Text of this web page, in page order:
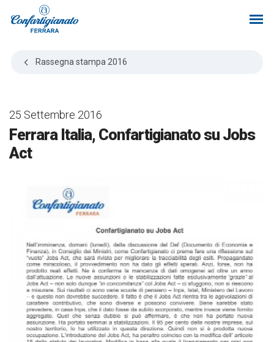
Rassegna stampa 2016
25 Settembre 2016
Ferrara Italia, Confartigianato su Jobs
Act